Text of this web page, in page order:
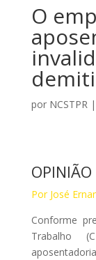
O
por NCSTPR|
OPINIÃO
Por José
Conforme
Trabalho